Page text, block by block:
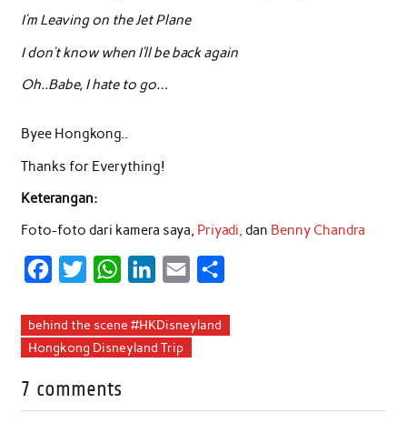
I’m Leaving on the Jet Plane
I don’t know when I’ll be back again
Oh..Babe, I hate to go…
Byee Hongkong..
Thanks for Everything!
Keterangan:
Foto-foto dari kamera saya, Priyadi, dan Benny Chandra
c
e
i
t
W
a
t
n
k
a
behind the scene #HKDisneyland
Hongkong Disneyland Trip
7 comments